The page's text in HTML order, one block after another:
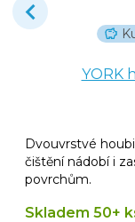
YORK
Dvouvrstvé
čištění nádobí i
povrchům.
Skladem 50+